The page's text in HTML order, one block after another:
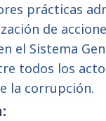
prácticas
de
el Sistema
todos los
la corrupción.